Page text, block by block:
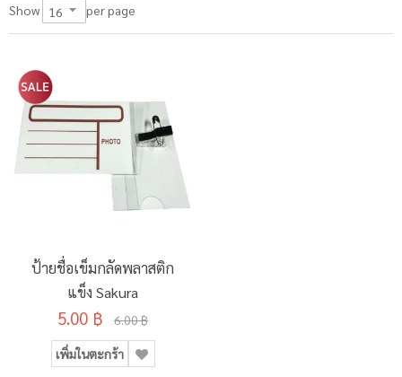
Show per page
ป้ายชื่อเข็มกลัดพลาสติก
แข็ง Sakura
5.00 ฿ 6.00 ฿
เพิ่มในตะกร้า